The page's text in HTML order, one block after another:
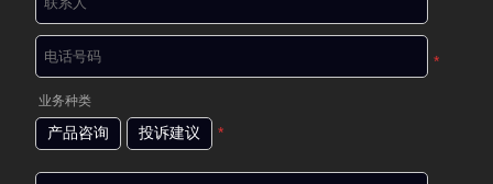
*
业务种类
产品咨询 投诉建议 *